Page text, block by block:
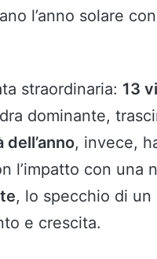
l’anno solare con
straordinaria: 13
dominante,
, invece,
l’impatto con una
, lo specchio di un
e crescita.